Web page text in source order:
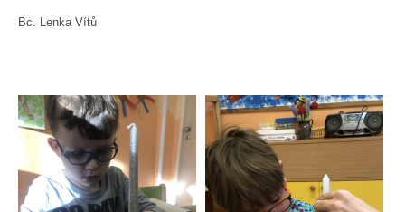
Bc. Lenka Vítů